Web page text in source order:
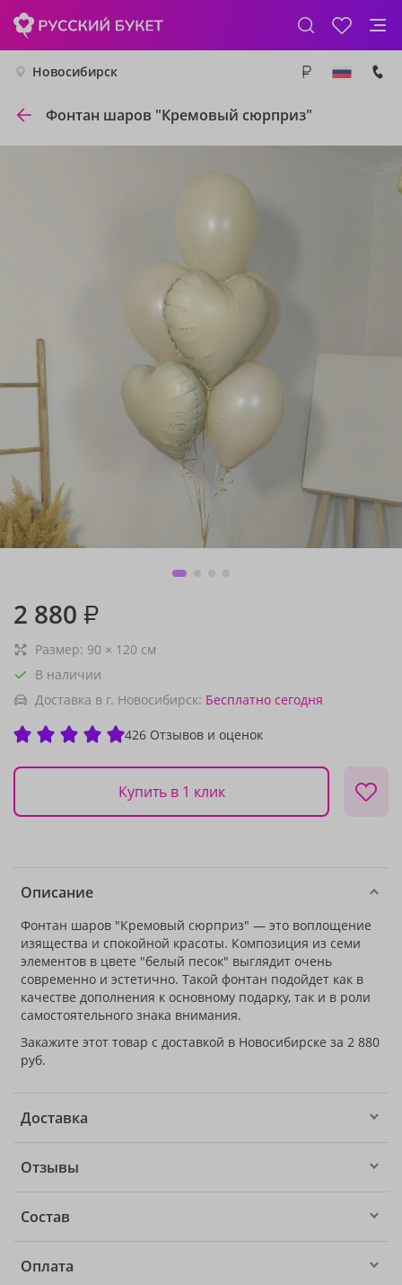
Новосибирск
Фонтан шаров "Кремовый сюрприз"
2 880 ₽
Размер: 90 × 120 см
В наличии
Доставка в г. Новосибирск: Бесплатно сегодня
426 Отзывов и оценок
Купить в 1 клик
Описание
Фонтан шаров "Кремовый сюрприз" — это воплощение
изящества и спокойной красоты. Композиция из семи
элементов в цвете "белый песок" выглядит очень
современно и эстетично. Такой фонтан подойдет как в
качестве дополнения к основному подарку, так и в роли
самостоятельного знака внимания.
Закажите этот товар с доставкой в Новосибирске за 2 880
руб.
Доставка
Отзывы
Состав
Оплата